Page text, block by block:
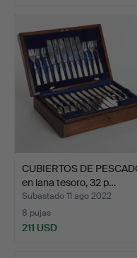
CUBIERTOS DE
en lana tesoro, 32 p…
Subastado 11 ago 2022
8 pujas
211 USD